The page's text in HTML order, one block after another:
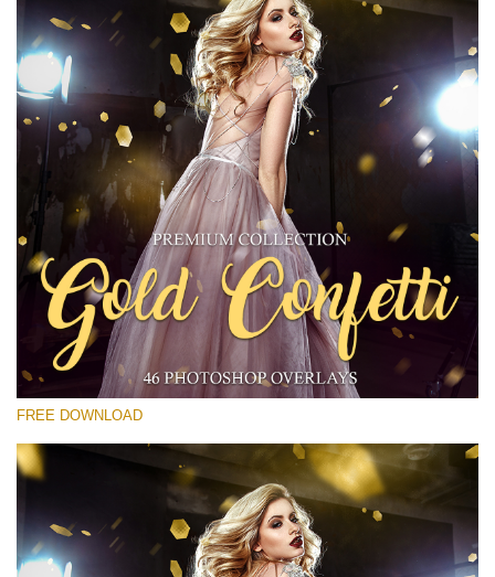
Please select
Free Gold Overlay #28
Small 800*533px
Gold Confetti
(46 Overlays)
Bokeh Collection (650 Overlays)
Large 6000*4000px
Entire Collection
FREE DOWNLOAD